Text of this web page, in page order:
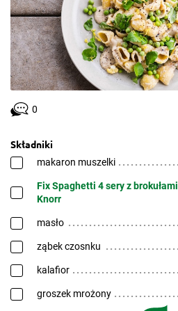
0
Składniki
makaron muszelki
Fix Spaghetti 4 sery z brokułami
Knorr
masło
ząbek czosnku
kalafior
groszek mrożony